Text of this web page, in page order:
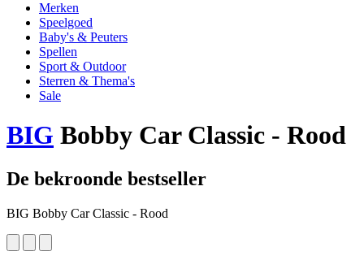
Merken
Speelgoed
Baby's & Peuters
Spellen
Sport & Outdoor
Sterren & Thema's
Sale
BIG Bobby Car Classic - Rood
De bekroonde bestseller
BIG Bobby Car Classic - Rood